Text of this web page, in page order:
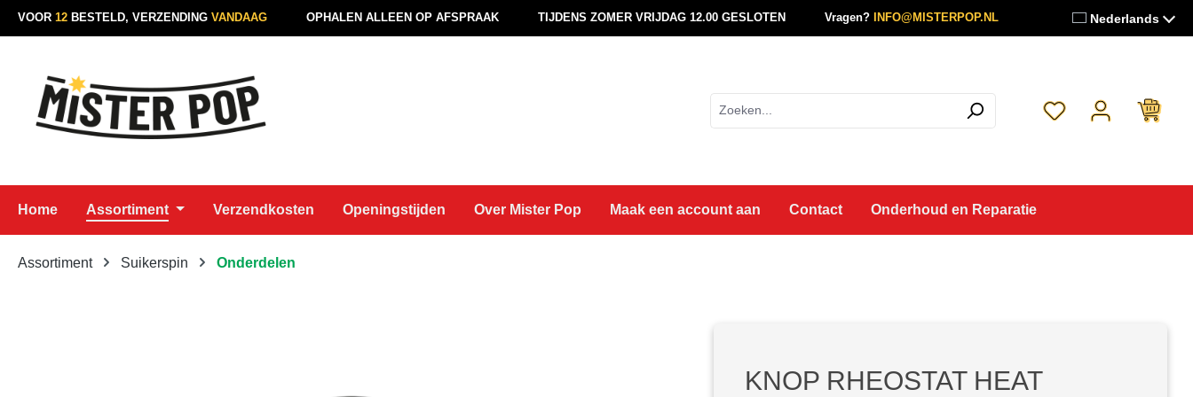
de hoofdinhoud
Ga naar de zoekopdracht
Ga naar de hoofdnavigatie
VOOR 12 BESTELD, VERZENDING VANDAAG OPHALEN ALLEEN OP AFSPRAAK TIJDENS ZOMER VRIJDAG 12.00 GESLOTEN Vragen? INFO@MISTERPOP.NL Nederlands
Je hebt 0 items op
Home Assortiment Verzendkosten Openingstijden Over Mister Pop Maak een account aan Contact Onderhoud en Reparatie
Assortiment Suikerspin Onderdelen
KNOP RHEOSTAT HEAT